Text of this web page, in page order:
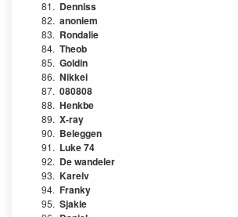
81. Denniss
82. anoniem
83. Rondalie
84. Theob
85. Goldin
86. Nikkei
87. 080808
88. Henkbe
89. X-ray
90. Beleggen
91. Luke 74
92. De wandeler
93. Karelv
94. Franky
95. Sjakie